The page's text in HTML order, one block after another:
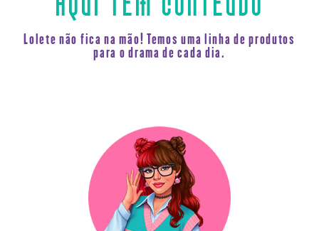
Lolete não fica na mão! Temos uma linha de produtos
para o drama de cada dia.